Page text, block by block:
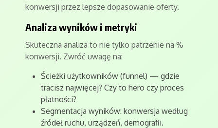
konwersji przez lepsze dopasowanie oferty.
Analiza wyników i metryki
Skuteczna analiza to nie tylko patrzenie na %
konwersji. Zwróć uwagę na:
Ścieżki użytkowników (funnel) — gdzie
tracisz najwięcej? Czy to hero czy proces
płatności?
Segmentacja wyników: konwersja według
źródeł ruchu, urządzeń, demografii.